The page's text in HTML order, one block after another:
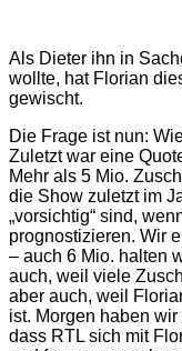
Als Dieter ihn in
wollte, hat Florian
gewischt.
Die Frage ist nun:
Zuletzt war eine
Mehr als 5 Mio.
die Show zuletzt im
„vorsichtig“ sind,
prognostizieren. Wir
– auch 6 Mio. halten
auch, weil viele
aber auch, weil
ist. Morgen haben
dass RTL sich mit